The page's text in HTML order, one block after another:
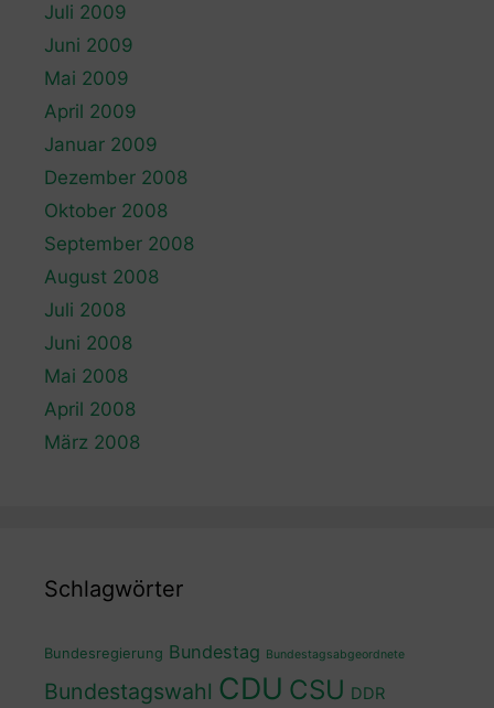
Juli 2009
Juni 2009
Mai 2009
April 2009
Januar 2009
Dezember 2008
Oktober 2008
September 2008
August 2008
Juli 2008
Juni 2008
Mai 2008
April 2008
März 2008
Schlagwörter
Bundesregierung Bundestag Bundestagsabgeordnete
Bundestagswahl CDU CSU DDR